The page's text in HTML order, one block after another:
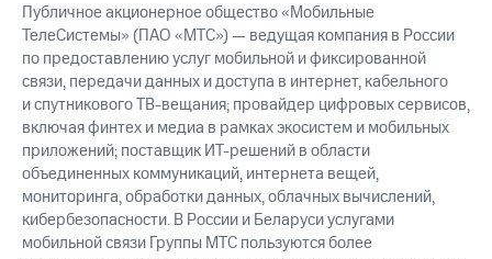
Описание
Программа
приобретения
Порядок
выкупа
акций
Дивиденды
Рынок
облигаций
Описание
Публичное акционерное общество «Мобильные
ТелеСистемы» (ПАО «МТС») — ведущая компания в России
по предоставлению услуг мобильной и фиксированной
связи, передачи данных и доступа в интернет, кабельного
и спутникового ТВ-вещания; провайдер цифровых сервисов,
включая финтех и медиа в рамках экосистем и мобильных
приложений; поставщик ИТ-решений в области
объединенных коммуникаций, интернета вещей,
мониторинга, обработки данных, облачных вычислений,
кибербезопасности. В России и Беларуси услугами
мобильной связи Группы МТС пользуются более